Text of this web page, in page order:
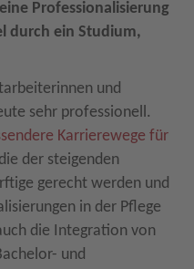
Professionalisierung
durch ein Studium,
und
sehr professionell.
Karrierewege für
der steigenden
gerecht werden und
in der Pflege
die Integration von
und